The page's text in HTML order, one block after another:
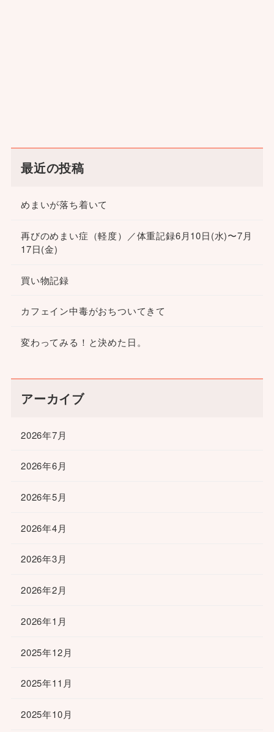
最近の投稿
めまいが落ち着いて
再びのめまい症（軽度）／体重記録6月10日(水)〜7月
17日(金)
買い物記録
カフェイン中毒がおちついてきて
変わってみる！と決めた日。
アーカイブ
2026年7月
2026年6月
2026年5月
2026年4月
2026年3月
2026年2月
2026年1月
2025年12月
2025年11月
2025年10月